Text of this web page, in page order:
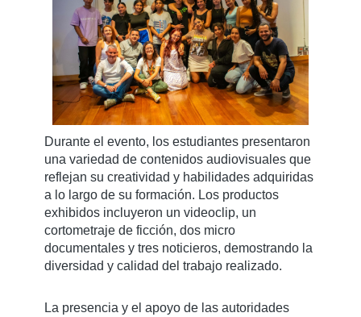
Durante el evento, los estudiantes presentaron
una variedad de contenidos audiovisuales que
reflejan su creatividad y habilidades adquiridas
a lo largo de su formación. Los productos
exhibidos incluyeron un videoclip, un
cortometraje de ficción, dos micro
documentales y tres noticieros, demostrando la
diversidad y calidad del trabajo realizado.
La presencia y el apoyo de las autoridades